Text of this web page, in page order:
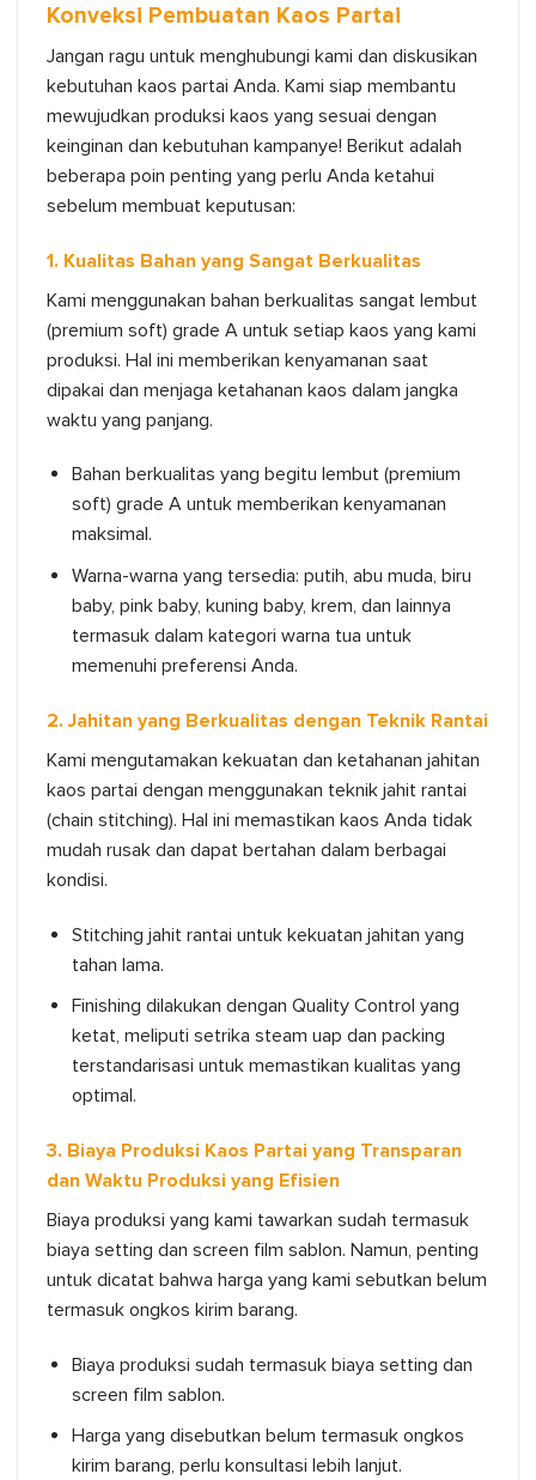
Konveksi Pembuatan Kaos Partai
Jangan ragu untuk menghubungi kami dan diskusikan
kebutuhan kaos partai Anda. Kami siap membantu
mewujudkan produksi kaos yang sesuai dengan
keinginan dan kebutuhan kampanye! Berikut adalah
beberapa poin penting yang perlu Anda ketahui
sebelum membuat keputusan:
1. Kualitas Bahan yang Sangat Berkualitas
Kami menggunakan bahan berkualitas sangat lembut
(premium soft) grade A untuk setiap kaos yang kami
produksi. Hal ini memberikan kenyamanan saat
dipakai dan menjaga ketahanan kaos dalam jangka
waktu yang panjang.
Bahan berkualitas yang begitu lembut (premium
soft) grade A untuk memberikan kenyamanan
maksimal.
Warna-warna yang tersedia: putih, abu muda, biru
baby, pink baby, kuning baby, krem, dan lainnya
termasuk dalam kategori warna tua untuk
memenuhi preferensi Anda.
2. Jahitan yang Berkualitas dengan Teknik Rantai
Kami mengutamakan kekuatan dan ketahanan jahitan
kaos partai dengan menggunakan teknik jahit rantai
(chain stitching). Hal ini memastikan kaos Anda tidak
mudah rusak dan dapat bertahan dalam berbagai
kondisi.
Stitching jahit rantai untuk kekuatan jahitan yang
tahan lama.
Finishing dilakukan dengan Quality Control yang
ketat, meliputi setrika steam uap dan packing
terstandarisasi untuk memastikan kualitas yang
optimal.
3. Biaya Produksi Kaos Partai yang Transparan
dan Waktu Produksi yang Efisien
Biaya produksi yang kami tawarkan sudah termasuk
biaya setting dan screen film sablon. Namun, penting
untuk dicatat bahwa harga yang kami sebutkan belum
termasuk ongkos kirim barang.
Biaya produksi sudah termasuk biaya setting dan
screen film sablon.
Harga yang disebutkan belum termasuk ongkos
kirim barang, perlu konsultasi lebih lanjut.